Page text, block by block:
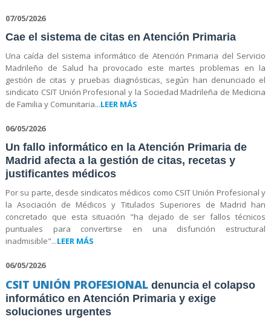
07/05/2026
Cae el sistema de citas en Atención Primaria
Una caída del sistema informático de Atención Primaria del Servicio
Madrileño de Salud ha provocado este martes problemas en la
gestión de citas y pruebas diagnósticas, según han denunciado el
sindicato CSIT Unión Profesional y la Sociedad Madrileña de Medicina
de Familia y Comunitaria...LEER MÁS
06/05/2026
Un fallo informático en la Atención Primaria de
Madrid afecta a la gestión de citas, recetas y
justificantes médicos
Por su parte, desde sindicatos médicos como CSIT Unión Profesional y
la Asociación de Médicos y Titulados Superiores de Madrid han
concretado que esta situación "ha dejado de ser fallos técnicos
puntuales para convertirse en una disfunción estructural
inadmisible"...LEER MÁS
06/05/2026
CSIT UNIÓN PROFESIONALdenuncia el colapso
informático en Atención Primaria y exige
soluciones urgentes